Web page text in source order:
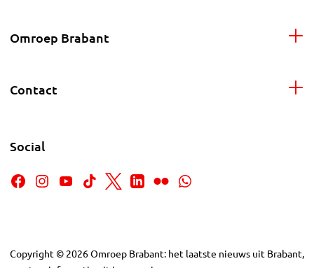
Omroep Brabant
Contact
Social
Copyright © 2026Omroep Brabant: het laatste nieuws uit Brabant,